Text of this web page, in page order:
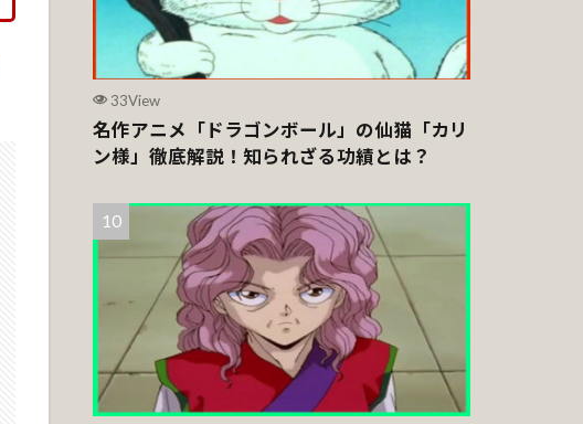
33View
名作アニメ「ドラゴンボール」の仙猫「カリ
ン様」徹底解説！知られざる功績とは？